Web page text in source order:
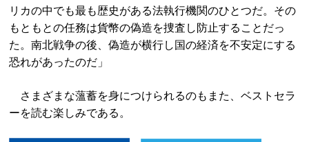
リカの中でも最も歴史がある法執行機関のひとつだ。その
もともとの任務は貨幣の偽造を捜査し防止することだっ
た。南北戦争の後、偽造が横行し国の経済を不安定にする
恐れがあったのだ」
さまざまな薀蓄を身につけられるのもまた、ベストセラ
ーを読む楽しみである。